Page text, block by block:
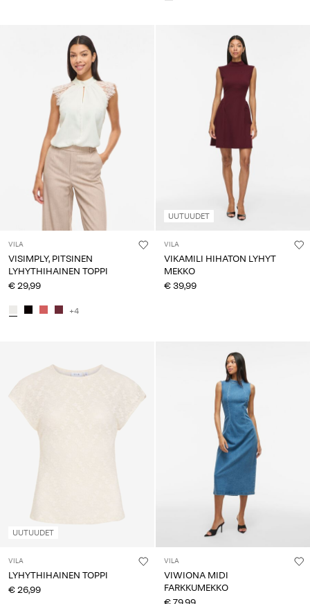
VILA
VISIMPLY, PITSINEN
LYHYTHIHAINEN TOPPI
€ 29,99
+4
UUTUUDET
VILA
VIKAMILI HIHATON LYHYT
MEKKO
€ 39,99
UUTUUDET
VILA
LYHYTHIHAINEN TOPPI
€ 26,99
VILA
VIWIONA MIDI
FARKKUMEKKO